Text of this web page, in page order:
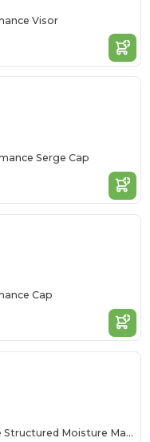
Visor
Serge Cap
Cap
6-Panel Mid-Profile Structured Moisture Management Cap